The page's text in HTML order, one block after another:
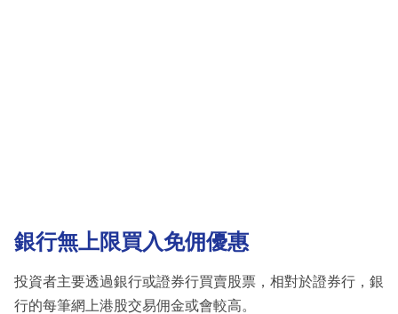
銀行無上限買入免佣優惠
投資者主要透過銀行或證券行買賣股票，相對於證券行，銀
行的每筆網上港股交易佣金或會較高。